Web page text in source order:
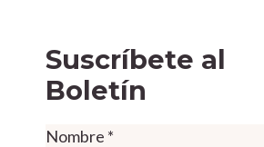
Suscríbete al
Boletín
Nombre *